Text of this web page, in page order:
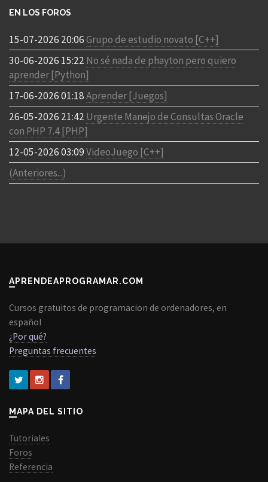
EN LOS FOROS
15-07-2026 20:06Grupo de estudio novato [C++]
30-06-2026 15:22 No sé nada de phayton pero quiero
aprender [Python]
17-06-2026 01:18Aprender [Juegos]
26-05-2026 21:42 Urgente Manejo de Consultas Oracle
con PHP 7.4 [PHP]
12-05-2026 03:09VideoJuego [C++]
(Anteriores...)
APRENDEAPROGRAMAR.COM
Cursos gratuitos de programacion de ordenadores, en
español
¿Por qué?
Preguntas frecuentes
MAPA DEL SITIO
Tutoriales
Foros
Referencia